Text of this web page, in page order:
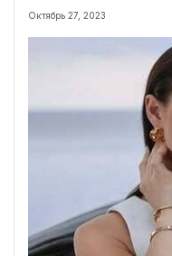
Октябрь 27, 2023